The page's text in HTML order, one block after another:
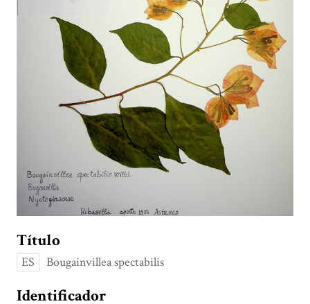
Título
ES Bougainvillea spectabilis
Identificador